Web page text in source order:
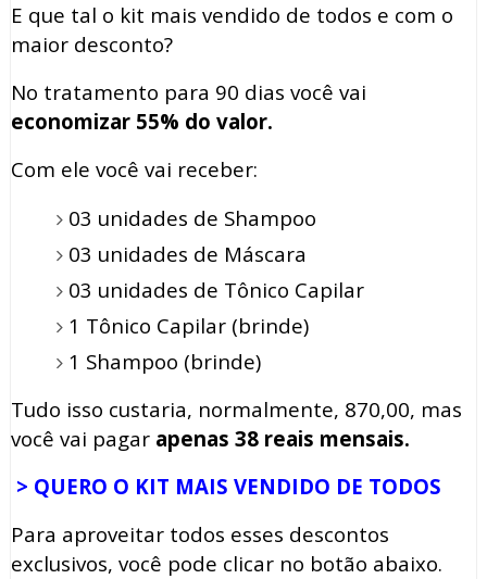
E que tal o kit mais vendido de todos e com o
maior desconto?
No tratamento para 90 dias você vai
economizar 55% do valor.
Com ele você vai receber:
03 unidades de Shampoo
03 unidades de Máscara
03 unidades de Tônico Capilar
1 Tônico Capilar (brinde)
1 Shampoo (brinde)
Tudo isso custaria, normalmente, 870,00, mas
você vai pagar apenas 38 reais mensais.
> QUERO O KIT MAIS VENDIDO DE TODOS
Para aproveitar todos esses descontos
exclusivos, você pode clicar no botão abaixo.